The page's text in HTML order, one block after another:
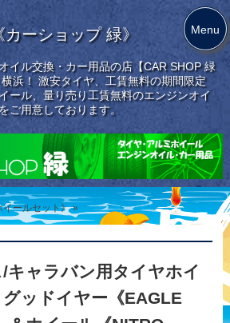
ーショップ 緑》
イル交換・カー用品の店【CAR SHOP 緑
横浜！ 激安タイヤ、工賃無料の期間限定
ール、量り売り工賃無料のエンジンオイ
ご用意しております。
ールセット》 »
/キャラバン用タイヤホイ
ッドイヤー《EAGLE
Menu